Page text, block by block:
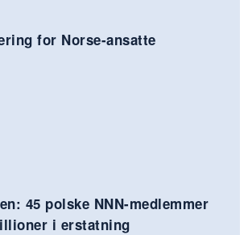
for Norse-ansatte
45 polske NNN-medlemmer
i erstatning